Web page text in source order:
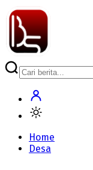
Home
Desa